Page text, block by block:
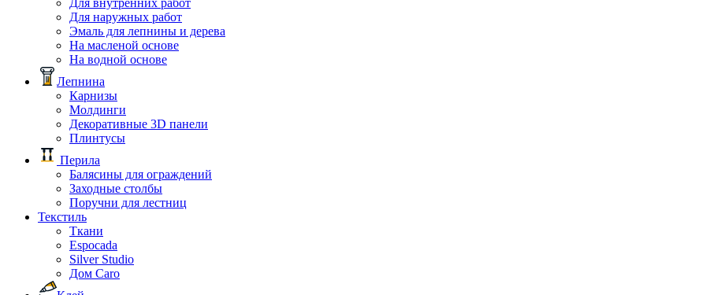
Для внутренних работ
Для наружных работ
Эмаль для лепнины и дерева
На масленой основе
На водной основе
Лепнина
Карнизы
Молдинги
Декоративные 3D панели
Плинтусы
Перила
Балясины для ограждений
Заходные столбы
Поручни для лестниц
Текстиль
Ткани
Espocada
Silver Studio
Дом Caro